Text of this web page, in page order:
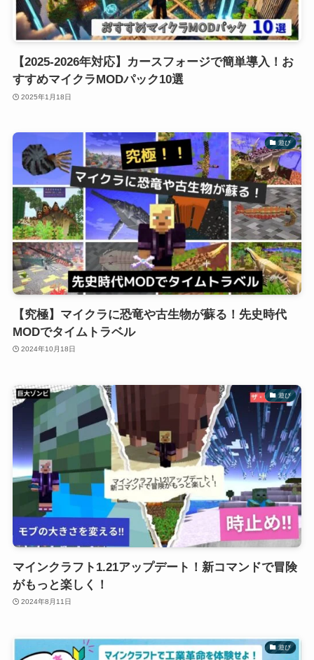
【2025-2026年対応】カースフォージで簡単導入！お
すすめマイクラMODパック10選
2025年1月18日
遊び
【究極】マイクラに恐竜や古生物が蘇る！先史時代
MODでタイムトラベル
2024年10月18日
遊び
マインクラフト1.21アップデート！新コマンドで冒険
がもっと楽しく！
2024年8月11日
遊び